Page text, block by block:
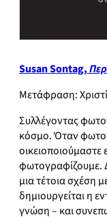
Susan Sontag,
Μετάφραση:
Συλλέγοντας
κόσμο. Όταν
οικειοποιούμαστε
φωτογραφίζουμε.
μια τέτοια σχέση
δημιουργείται η
γνώση – και